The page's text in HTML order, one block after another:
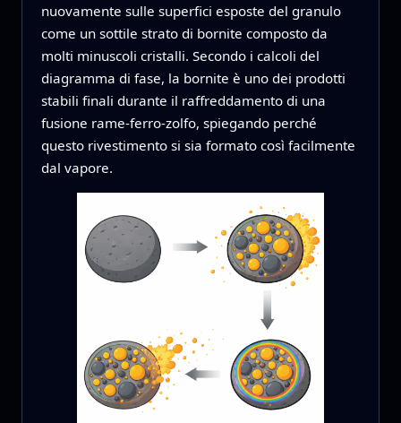
nuovamente sulle superfici esposte del granulo
come un sottile strato di bornite composto da
molti minuscoli cristalli. Secondo i calcoli del
diagramma di fase, la bornite è uno dei prodotti
stabili finali durante il raffreddamento di una
fusione rame‑ferro‑zolfo, spiegando perché
questo rivestimento si sia formato così facilmente
dal vapore.